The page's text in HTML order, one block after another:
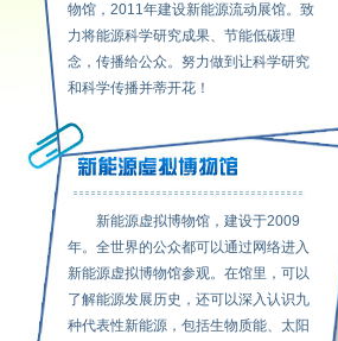
物馆，2011年建设新能源流动展馆。致
力将能源科学研究成果、节能低碳理
念，传播给公众。努力做到让科学研究
和科学传播并蒂开花！
新能源虚拟博物馆，建设于2009
年。全世界的公众都可以通过网络进入
新能源虚拟博物馆参观。在馆里，可以
了解能源发展历史，还可以深入认识九
种代表性新能源，包括生物质能、太阳